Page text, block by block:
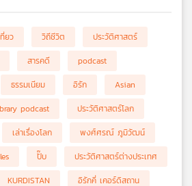
ยว วิถีชีวิต
ประวัติศาสตร์
สารคดี
podcast
ธรรมเนียม อิรัก
Asian
podcast
ประวัติศาสตร์โลก
เล่าเรื่องโลก
พงศ์ศรณ์ ภูมิวัฒน์
ปั๊บ
ประวัติศาสตร์ต่างประเทศ
KURDISTAN
อิรักคี่ เคอร์ดิสถาน